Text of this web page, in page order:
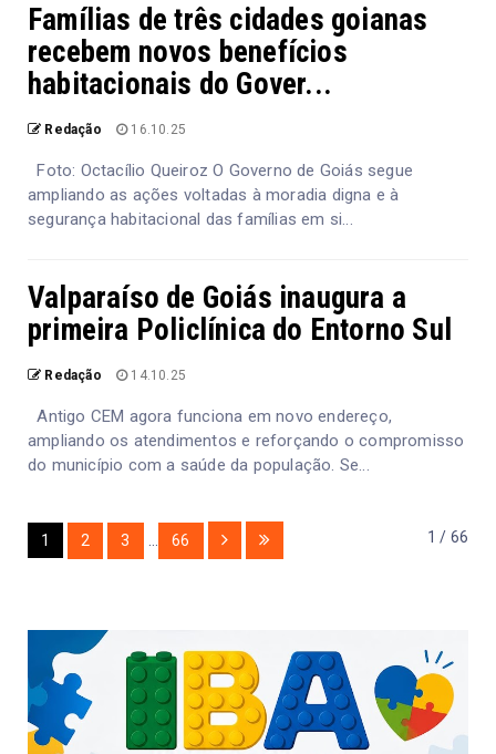
Famílias de três cidades goianas
recebem novos benefícios
habitacionais do Gover...
Redação 16.10.25
Foto: Octacílio Queiroz O Governo de Goiás segue
ampliando as ações voltadas à moradia digna e à
segurança habitacional das famílias em si...
Valparaíso de Goiás inaugura a
primeira Policlínica do Entorno Sul
Redação 14.10.25
Antigo CEM agora funciona em novo endereço,
ampliando os atendimentos e reforçando o compromisso
do município com a saúde da população. Se...
1 / 66
1 2 3 66